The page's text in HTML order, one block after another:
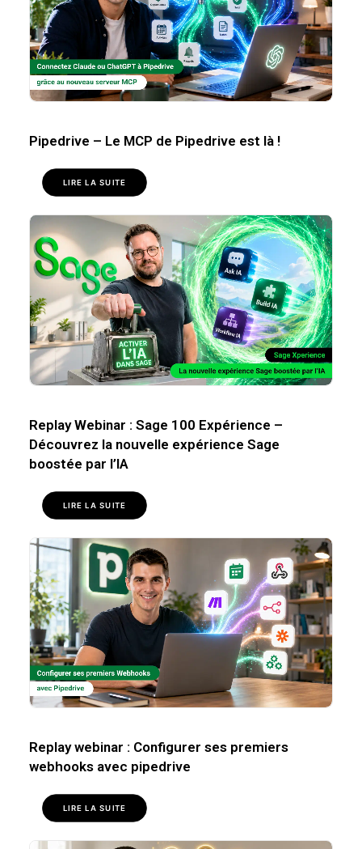
Pipedrive – Le MCP de Pipedrive est là !
LIRE LA SUITE
Replay Webinar : Sage 100 Expérience –
Découvrez la nouvelle expérience Sage
boostée par l’IA
LIRE LA SUITE
Replay webinar : Configurer ses premiers
webhooks avec pipedrive
LIRE LA SUITE